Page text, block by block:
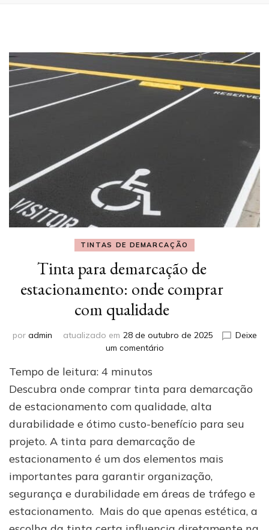
TINTAS DE DEMARCAÇÃO
Tinta para demarcação de
estacionamento: onde comprar
com qualidade
por admin atualizado em 28 de outubro de 2025
Deixe
um comentárioem
demarcação
de
estacionamento:
onde
comprar
com
qualidade
Tempo de leitura: 4 minutos
Descubra onde comprar tinta para demarcação
de estacionamento com qualidade, alta
durabilidade e ótimo custo-benefício para seu
projeto. A tinta para demarcação de
estacionamento é um dos elementos mais
importantes para garantir organização,
segurança e durabilidade em áreas de tráfego e
estacionamento. Mais do que apenas estética, a